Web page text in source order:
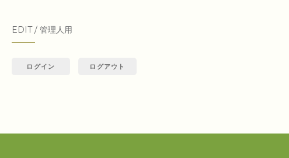
象:
EDIT / 管理人用
ログイン ログアウト